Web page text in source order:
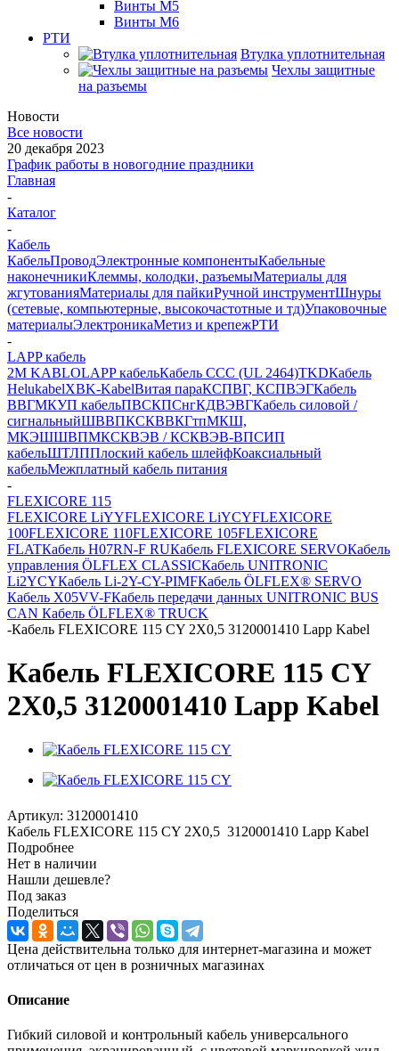
Винты М5
Винты М6
РТИ
Втулка уплотнительная
Чехлы защитные
на разъемы
Новости
Все новости
20 декабря 2023
График работы в новогодние праздники
Главная
-
Каталог
-
Кабель
КабельПроводЭлектронные компонентыКабельные
наконечникиКлеммы, колодки, разъемыМатериалы для
жгутованияМатериалы для пайкиРучной инструментШнуры
(сетевые, компьютерные, высокочастотные и тд)Упаковочные
материалыЭлектроникаМетиз и крепежРТИ
-
LAPP кабель
2M KABLOLAPP кабельКабель CCC (UL 2464)TKDКабель
HelukabelXBK-KabelВитая параКСПВГ, КСПВЭГКабель
ВВГМКУП кабельПВСКПСнгКДВЭВГКабель силовой /
сигнальныйШВВПКСКВВКГтпМКШ,
МКЭШШВПМКСКВЭВ / КСКВЭВ-ВПСИП
кабельШТЛППлоский кабель шлейфКоаксиальный
кабельМежплатный кабель питания
-
FLEXICORE 115
FLEXICORE LiYYFLEXICORE LiYCYFLEXICORE
100FLEXICORE 110FLEXICORE 105FLEXICORE
FLATКабель H07RN-F RUКабель FLEXICORE SERVOКабель
управления ÖLFLEX CLASSICКабель UNITRONIC
Li2YCYКабель Li-2Y-CY-PIMFКабель ÖLFLEX® SERVO
Кабель X05VV-FКабель передачи данных UNITRONIC BUS
CAN Кабель ÖLFLEX® TRUCK
-Кабель FLEXICORE 115 CY 2X0,5 3120001410 Lapp Kabel
Кабель FLEXICORE 115 CY
2X0,5 3120001410 Lapp Kabel
Артикул: 3120001410
Кабель FLEXICORE 115 CY 2X0,5 3120001410 Lapp Kabel
Подробнее
Нет в наличии
Нашли дешевле?
Под заказ
Поделиться
Цена действительна только для интернет-магазина и может
отличаться от цен в розничных магазинах
Описание
Гибкий силовой и контрольный кабель универсального